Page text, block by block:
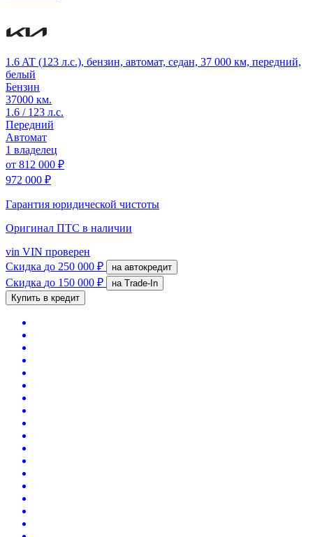
1.6 AT (123 л.с.), бензин, автомат, седан, 37 000 км, передний,
белый
Бензин
37000 км.
1.6 / 123 л.с.
Передний
Автомат
1 владелец
от 812 000 ₽
972 000 ₽
Гарантия юридической чистоты
Оригинал ПТС в наличии
vin VIN проверен
Скидка до 250 000 ₽ на автокредит
Скидка до 150 000 ₽
на Trade-In
Купить в кредит